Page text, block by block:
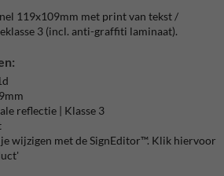
119x109mm met print van tekst /
3 (incl. anti-graffiti laminaat).
reflectie | Klasse 3
je wijzigen met de SignEditor™. Klik hiervoor